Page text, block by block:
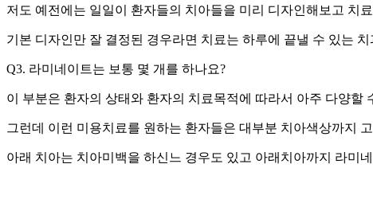
저도 예전에는 일일이 환자들의 치아들을 미리 디자인해보고 치
기본 디자인만 잘 결정된 경우라면 치료는 하루에 끝낼 수 있는
Q3. 라미네이트는 보통 몇 개를 하나요?
이 부분은 환자의 상태와 환자의 치료목적에 따라서 아주 다양할
그런데 이런 미용치료를 원하는 환자들은 대부분 치아색상까지
아래 치아는 치아미백을 하신느 경우도 있고 아래치아까지 라미